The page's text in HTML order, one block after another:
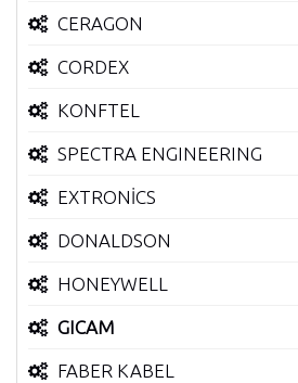
CERAGON
CORDEX
KONFTEL
SPECTRA ENGINEERING
EXTRONİCS
DONALDSON
HONEYWELL
GICAM
FABER KABEL